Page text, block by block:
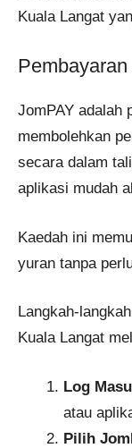
Kuala Langat
JomPAY adalah
membolehkan
secara dalam
aplikasi mudah
Kaedah ini
yuran tanpa
Langkah-
Kuala Langat
Log
atau
Pilih